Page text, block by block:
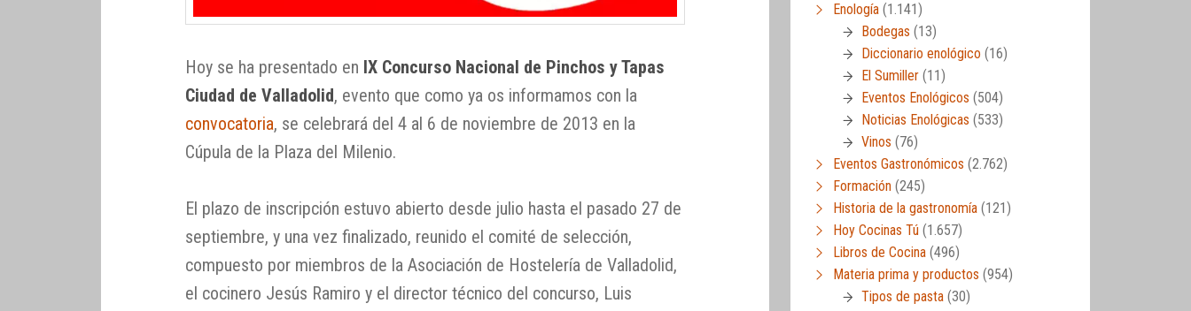
Hoy se ha presentado en IX Concurso Nacional de Pinchos y Tapas
Ciudad de Valladolid, evento que como ya os informamos con la
convocatoria, se celebrará del 4 al 6 de noviembre de 2013 en la
Cúpula de la Plaza del Milenio.
El plazo de inscripción estuvo abierto desde julio hasta el pasado 27 de
septiembre, y una vez finalizado, reunido el comité de selección,
compuesto por miembros de la Asociación de Hostelería de Valladolid,
el cocinero Jesús Ramiro y el director técnico del concurso, Luis
Enología (1.141)
Bodegas (13)
Diccionario enológico (16)
El Sumiller (11)
Eventos Enológicos (504)
Noticias Enológicas (533)
Vinos (76)
Eventos Gastronómicos (2.762)
Formación (245)
Historia de la gastronomía (121)
Hoy Cocinas Tú (1.657)
Libros de Cocina (496)
Materia prima y productos (954)
Tipos de pasta (30)